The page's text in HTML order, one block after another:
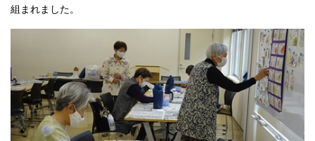
組まれました。